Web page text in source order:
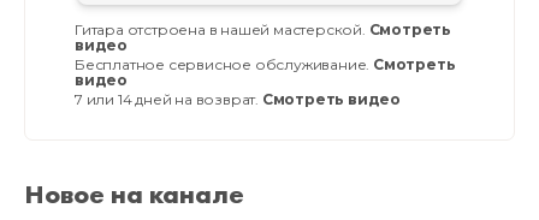
Гитара отстроена в нашей мастерской. Смотреть
видео
Бесплатное сервисное обслуживание. Смотреть
видео
7 или 14 дней на возврат. Смотреть видео
Новое на канале